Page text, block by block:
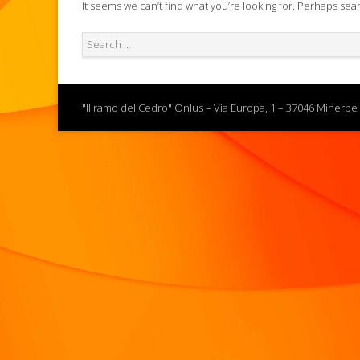
It seems we can’t find what you’re looking for. Perhaps
"Il ramo del Cedro" Onlus – Via Europa, 1 – 37046 Minerbe